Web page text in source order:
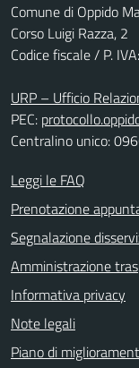
Comune di Oppido
Corso Luigi Razza, 2
Codice fiscale / P.
URP – Ufficio
PEC:
Centralino unico:
Leggi le FAQ
Prenotazione
Segnalazione
Amministrazione
Informativa privacy
Note legali
Piano di